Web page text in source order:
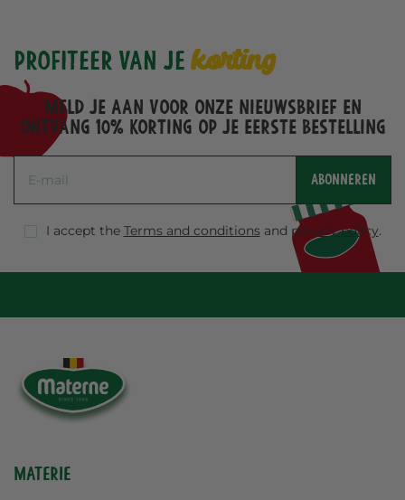
Profiteer van jekorting
Meld je aan voor onze nieuwsbrief en
ontvang 10% korting op je eerste bestelling
ABONNEREN
I accept the Terms and conditionsand privacy policy.
Materie